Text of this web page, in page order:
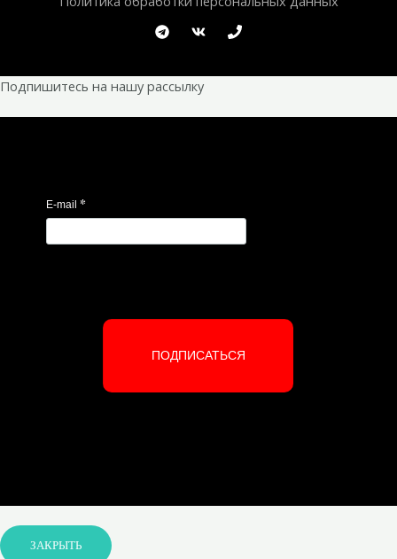
Подпишитесь на нашу рассылку
E-mail *
ПОДПИСАТЬСЯ
ЗАКРЫТЬ